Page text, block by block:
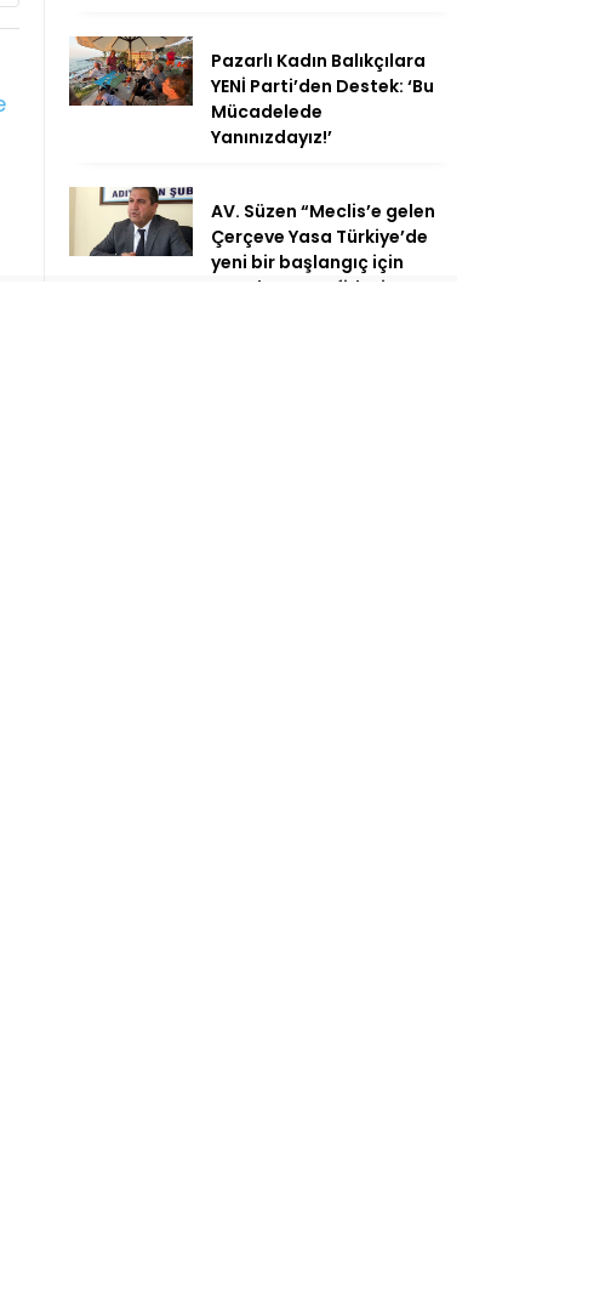
Pazarlı Kadın Balıkçılara
YENİ Parti’den Destek: ‘Bu
Mücadelede
Yanınızdayız!’
AV. Süzen “Meclis’e gelen
Çerçeve Yasa Türkiye’de
yeni bir başlangıç için
umudumuzun fidesi